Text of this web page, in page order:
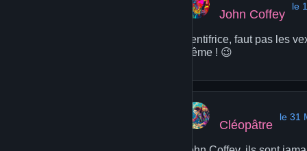
John Coffey
le
Dentifrice, faut pas les
même ! 😉
Cléopâtre
le 31